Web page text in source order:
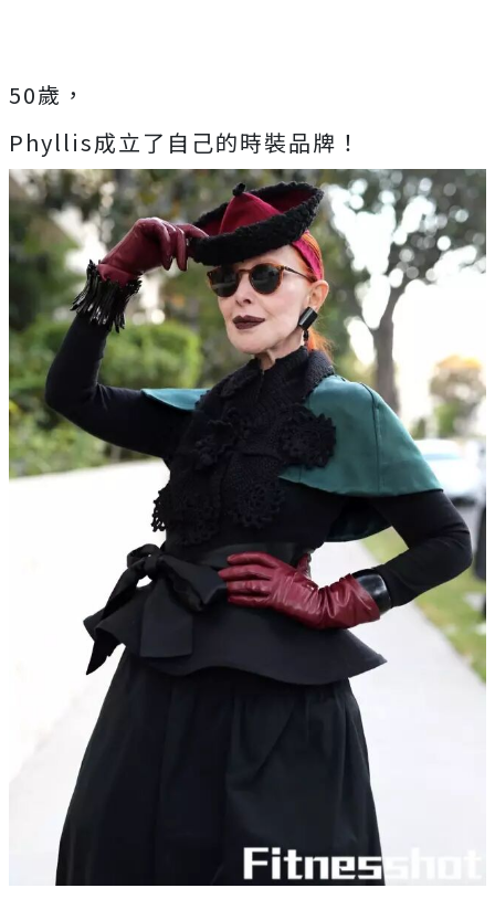
50歲，
Phyllis成立了自己的時裝品牌！